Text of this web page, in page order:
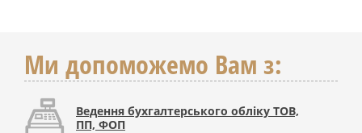
Ми допоможемо Вам з:
Ведення бухгалтерського обліку ТОВ,
ПП, ФОП